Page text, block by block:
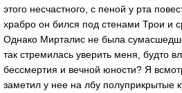
этого несчастного, с пеной у рта
храбро он бился под стенами Трои и
Однако Мирталис не была
так стремилась уверить меня, будто
бессмертия и вечной юности? Я
заметил у нее на лбу полуприкрытые